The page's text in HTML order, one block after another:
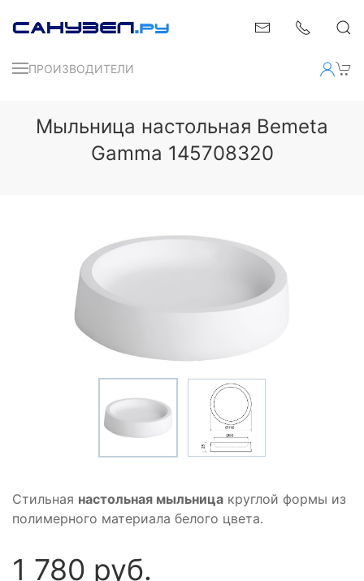
ПРОИЗВОДИТЕЛИ
Мыльница настольная Bemeta
Gamma 145708320
Стильная настольная мыльница круглой формы из
полимерного материала белого цвета.
1 780 руб.